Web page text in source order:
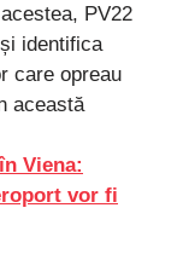
PV22
identifica
care opreau
această
Viena:
vor fi